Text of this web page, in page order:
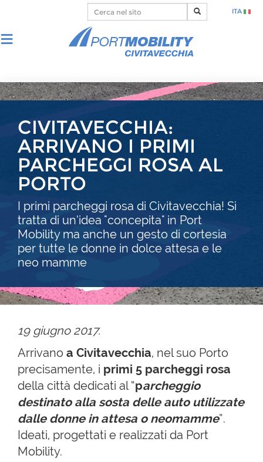
ITA
CIVITAVECCHIA:
ARRIVANO I PRIMI
PARCHEGGI ROSA AL
PORTO
I primi parcheggi rosa di Civitavecchia! Si
tratta di un’idea "concepita" in Port
Mobility ma anche un gesto di cortesia
per tutte le donne in dolce attesa e le
neo mamme
19 giugno 2017.
Arrivano a Civitavecchia, nel suo Porto
precisamente, i primi 5 parcheggi rosa
della città dedicati al “parcheggio
destinato alla sosta delle auto utilizzate
dalle donne in attesa o neomamme”.
Ideati, progettati e realizzati da Port
Mobility.